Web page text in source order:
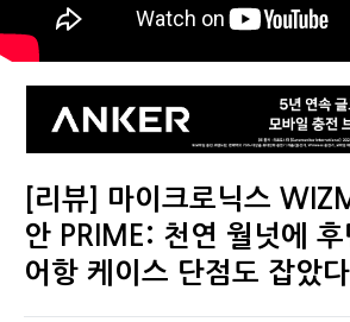
[리뷰] 마이크로닉스
안 PRIME: 천연 월넛에
어항 케이스 단점도 잡았다